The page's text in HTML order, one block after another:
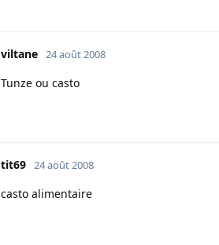
viltane 24 août 2008
Tunze ou casto
tit69 24 août 2008
casto alimentaire